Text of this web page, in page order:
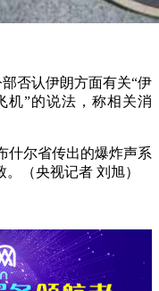
否认伊朗方面有关“伊
机”的说法，称相关消
尔省传出的爆炸声系
（央视记者 刘旭）